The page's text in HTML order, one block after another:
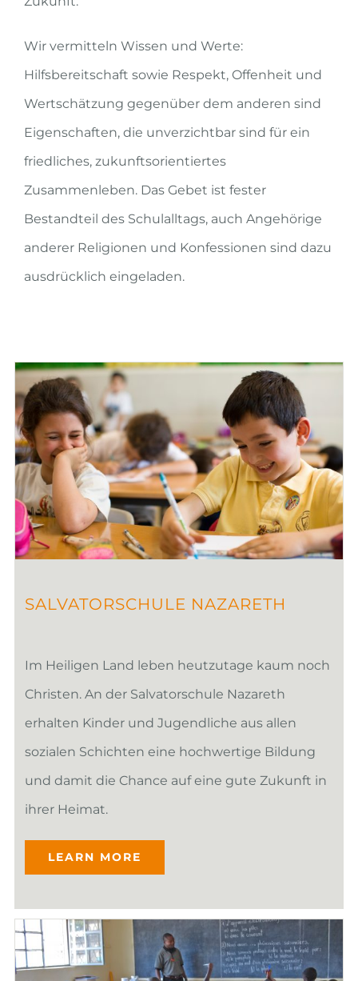
Wir vermitteln Wissen und Werte:
Hilfsbereitschaft sowie Respekt, Offenheit und
Wertschätzung gegenüber dem anderen sind
Eigenschaften, die unverzichtbar sind für ein
friedliches, zukunftsorientiertes
Zusammenleben. Das Gebet ist fester
Bestandteil des Schulalltags, auch Angehörige
anderer Religionen und Konfessionen sind dazu
ausdrücklich eingeladen.
SALVATORSCHULE NAZARETH
Im Heiligen Land leben heutzutage kaum noch
Christen. An der Salvatorschule Nazareth
erhalten Kinder und Jugendliche aus allen
sozialen Schichten eine hochwertige Bildung
und damit die Chance auf eine gute Zukunft in
ihrer Heimat.
LEARN MORE